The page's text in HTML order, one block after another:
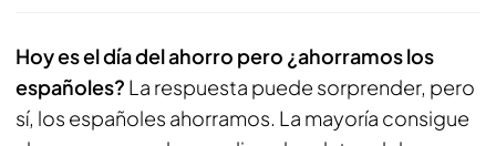
Hoy es el día del ahorro pero ¿ahorramos los
españoles? La respuesta puede sorprender, pero
sí, los españoles ahorramos. La mayoría consigue